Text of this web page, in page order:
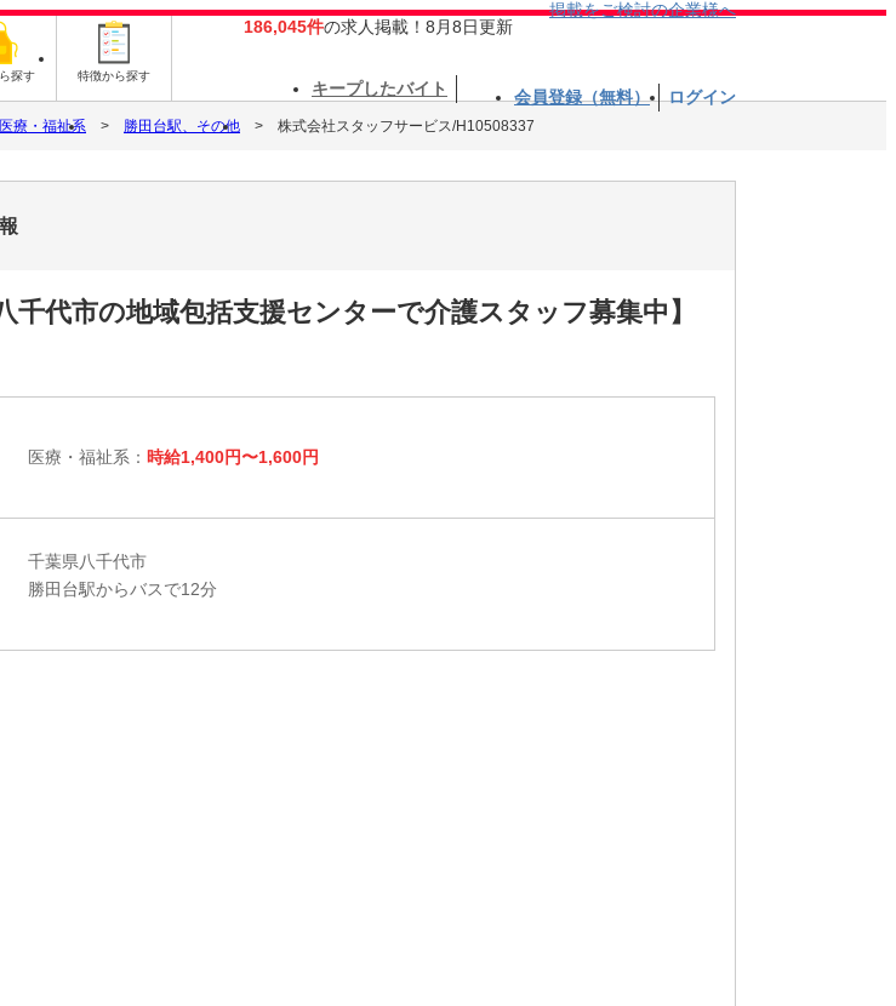
探す 特徴から探す
186,045件の求人掲載！8月8日更新
掲載をご検討の企業様へ
キープしたバイト 会員登録（無料） ログイン
療・福祉系 勝田台駅、その他 株式会社スタッフサービス/H10508337
代市の地域包括支援センターで介護スタッフ募集中】
医療・福祉系： 時給1,400円〜1,600円
千葉県八千代市
勝田台駅からバスで12分